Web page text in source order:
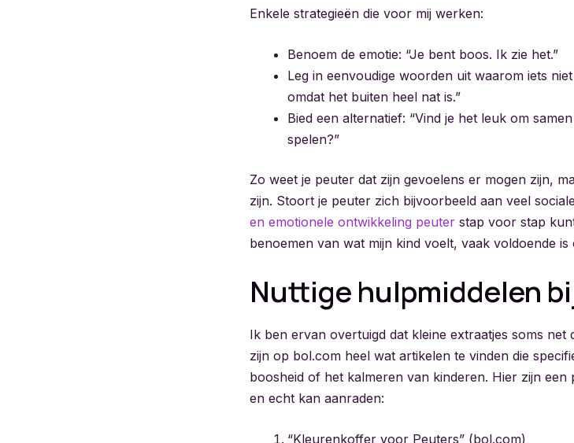
Enkele strategieën die voor mij werken:
Benoem de emotie: “Je bent boos. Ik zie het.”
Leg in eenvoudige woorden uit waarom iets
omdat het buiten heel nat is.”
Bied een alternatief: “Vind je het leuk om
spelen?”
Zo weet je peuter dat zijn gevoelens er mogen zijn,
zijn. Stoort je peuter zich bijvoorbeeld aan veel
en emotionele ontwikkeling peuter stap voor stap
benoemen van wat mijn kind voelt, vaak voldoende
Nuttige hulpmiddelen
Ik ben ervan overtuigd dat kleine extraatjes soms
zijn op bol.com heel wat artikelen te vinden die
boosheid of het kalmeren van kinderen. Hier zijn
en echt kan aanraden:
“Kleurenkoffer voor Peuters” (bol.com)